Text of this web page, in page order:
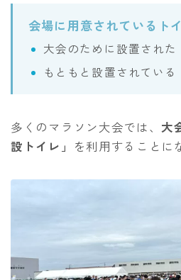
会場に用意されているト
大会のために設置された
もともと設置されている
多くのマラソン大会では、大
設トイレ」 を利用することに